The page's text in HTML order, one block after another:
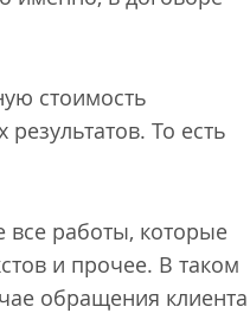
стоимость
То есть
все работы, которые
и прочее. В таком
обращения клиента